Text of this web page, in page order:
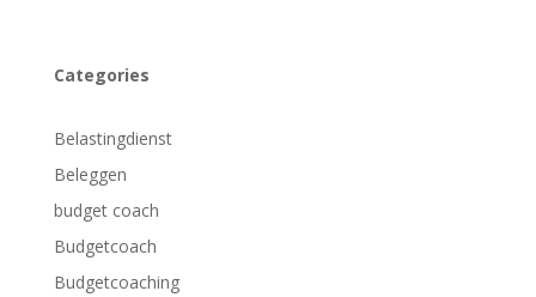
Categories
Belastingdienst
Beleggen
budget coach
Budgetcoach
Budgetcoaching